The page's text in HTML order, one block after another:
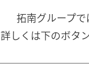
拓南グループで
詳しくは下のボタ